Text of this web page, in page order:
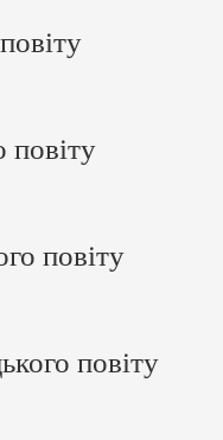
повіту
повіту
повіту